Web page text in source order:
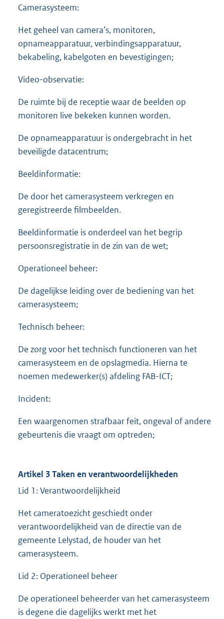
Camerasysteem:
Het geheel van camera’s, monitoren,
opnameapparatuur, verbindingsapparatuur,
bekabeling, kabelgoten en bevestigingen;
Video-observatie:
De ruimte bij de receptie waar de beelden op
monitoren live bekeken kunnen worden.
De opnameapparatuur is ondergebracht in het
beveiligde datacentrum;
Beeldinformatie:
De door het camerasysteem verkregen en
geregistreerde filmbeelden.
Beeldinformatie is onderdeel van het begrip
persoonsregistratie in de zin van de wet;
Operationeel beheer:
De dagelijkse leiding over de bediening van het
camerasysteem;
Technisch beheer:
De zorg voor het technisch functioneren van het
camerasysteem en de opslagmedia. Hierna te
noemen medewerker(s) afdeling FAB-ICT;
Incident:
Een waargenomen strafbaar feit, ongeval of andere
gebeurtenis die vraagt om optreden;
Artikel 3 Taken en verantwoordelijkheden
Lid 1: Verantwoordelijkheid
Het cameratoezicht geschiedt onder
verantwoordelijkheid van de directie van de
gemeente Lelystad, de houder van het
camerasysteem.
Lid 2: Operationeel beheer
De operationeel beheerder van het camerasysteem
is degene die dagelijks werkt met het